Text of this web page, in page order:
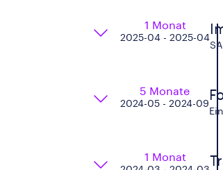
1 Monat
2025-04 - 2025-04
5 Monate
2024-05 - 2024-09
1 Monat